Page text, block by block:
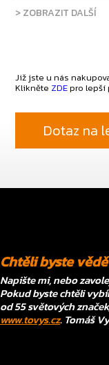
> ZOBRAZIT DALŠÍ
Již jste u nás
Klikněte ZDEpro lepší
Dotaz na
Chtěli byste
Napište mi, nebo
Pokud byste chtěli
od 55 světových
www.tovys.cz. Tomáš